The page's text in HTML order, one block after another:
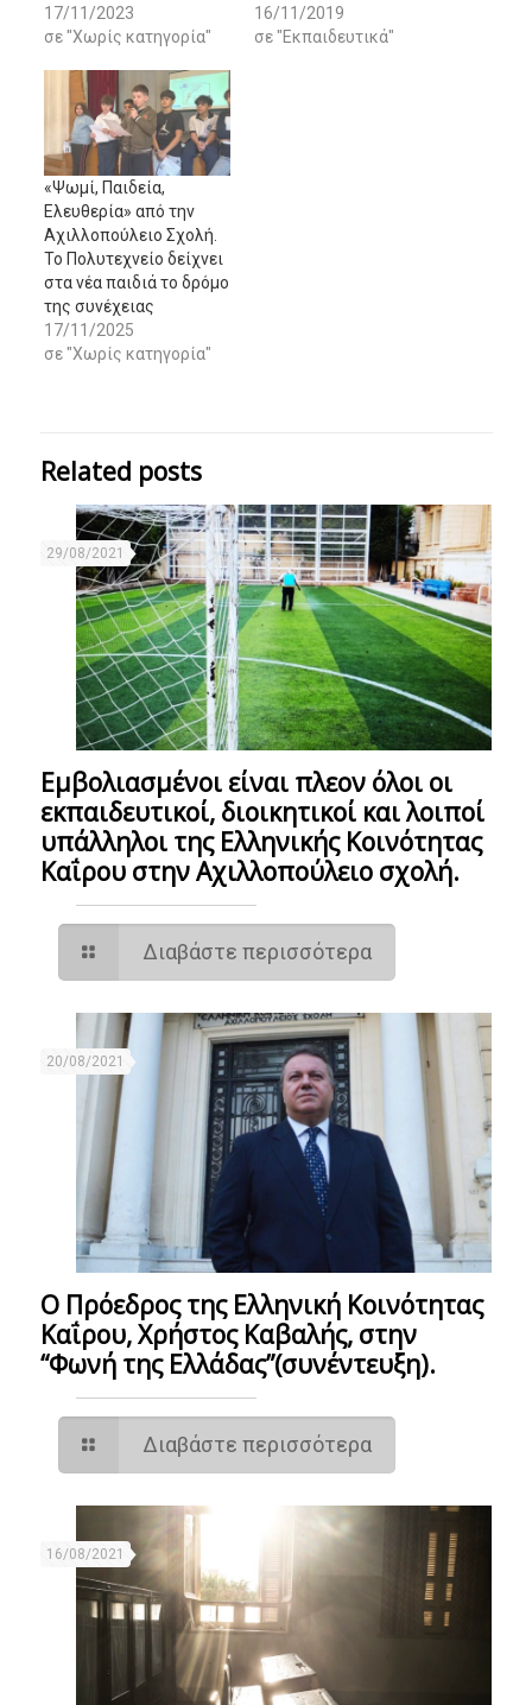
17/11/2023
σε "Χωρίς κατηγορία"
16/11/2019
σε "Εκπαιδευτικά"
«Ψωμί, Παιδεία,
Ελευθερία» από την
Αχιλλοπούλειο Σχολή.
Το Πολυτεχνείο δείχνει
στα νέα παιδιά το δρόμο
της συνέχειας
17/11/2025
σε "Χωρίς κατηγορία"
Related posts
29/08/2021
Εμβολιασμένοι είναι πλεον όλοι οι
εκπαιδευτικοί, διοικητικοί και λοιποί
υπάλληλοι της Ελληνικής Κοινότητας
Καΐρου στην Αχιλλοπούλειο σχολή.
Διαβάστε περισσότερα
20/08/2021
Ο Πρόεδρος της Ελληνική Κοινότητας
Καΐρου, Χρήστος Καβαλής, στην
“Φωνή της Ελλάδας”(συνέντευξη).
Διαβάστε περισσότερα
16/08/2021